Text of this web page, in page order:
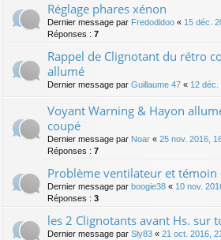
Réglage phares xénon
Dernier message par Fredodidoo « 15 déc.
Réponses : 7
Rappel de Clignotant du rétro
allumé
Dernier message par Guillaume 47 « 12 déc.
Voyant Warning & Hayon
coupé
Dernier message par Noar « 25 nov. 2016,
Réponses : 7
Problème ventilateur et témoin
Dernier message par boogie38 « 10 nov.
Réponses : 3
les 2 Clignotants avant Hs. sur
Dernier message par Sly83 « 21 oct. 2016,